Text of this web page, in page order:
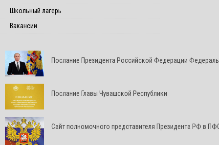
Школьный лагерь
Вакансии
Послание Президента Российской Федерации
Послание Главы Чувашской Республики
Cайт полномочного представителя Президента РФ в